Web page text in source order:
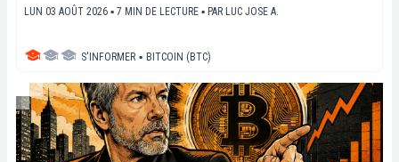
LUN 03 AOÛT 2026 ▪ 7 MIN DE LECTURE ▪ PAR LUC JOSE A.
S'INFORMER ▪ BITCOIN (BTC)